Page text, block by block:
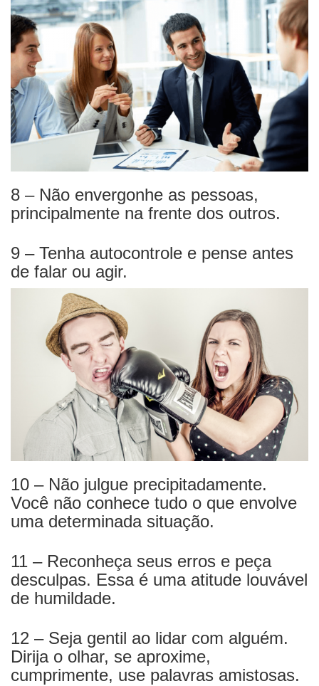
8 – Não envergonhe as pessoas,
principalmente na frente dos outros.
9 – Tenha autocontrole e pense antes
de falar ou agir.
10 – Não julgue precipitadamente.
Você não conhece tudo o que envolve
uma determinada situação.
11 – Reconheça seus erros e peça
desculpas. Essa é uma atitude louvável
de humildade.
12 – Seja gentil ao lidar com alguém.
Dirija o olhar, se aproxime,
cumprimente, use palavras amistosas.